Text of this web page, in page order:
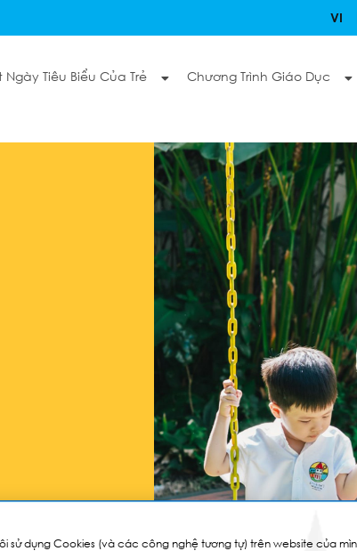
VI
Ngày Tiêu Biểu Của Trẻ Chương Trình Giáo Dục
sử dụng Cookies (và các công nghệ tương tự) trên website của